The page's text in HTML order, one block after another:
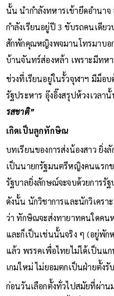
นั้น นำกำลังทหารเข้ายึดอำนา
กำลังเรียนอยู่ปี 3 ขับรถคนเดีย
สักพักคุณหญิงพจมานโทรมาบอ
บ้านจันทร์ส่องหล้า เพราะมีทห
ช่วงที่เรียนอยู่ในรั้วจุฬาฯ มีม็อ
รัฐประหาร อุ๊งอิ๊งสรุปห้วงเวลา
รสชาติ”
เกิดเป็นลูกทักษิณ
บทเรียนของการส่งน้องสาว ยิ่ง
เป็นนายกรัฐมนตรีหญิงคนแรก
รัฐบาลยิ่งลักษณ์จะจบด้วยการรั
ดังนั้น นักวิชาการและนักวิเครา
ว่า ทักษิณจะส่งทายาทคนใดคน
และก็เป็นเช่นนั้นจริง ๆ (อยู่พัก
แล้ว พรรคเพื่อไทยไม่ได้เป็นแ
เกมใหม่ ไม่ยอมตกเป็นฝ่ายตั้งรั
ก่อนวันเลือกตั้งทั่วไปสมัยที่ผ่าน